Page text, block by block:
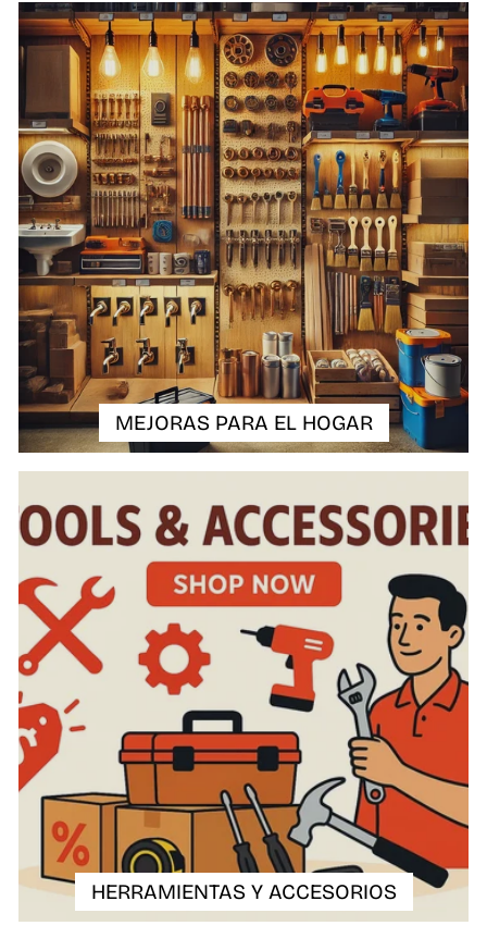
MEJORAS PARA EL HOGAR
HERRAMIENTAS Y ACCESORIOS